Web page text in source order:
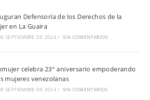
Defensoría de los Derechos de la
en La Guaira
SEPTIEMBRE DE 2024 / SIN COMENTARIOS
celebra 23° aniversario empoderando
mujeres venezolanas
SEPTIEMBRE DE 2024 / SIN COMENTARIOS